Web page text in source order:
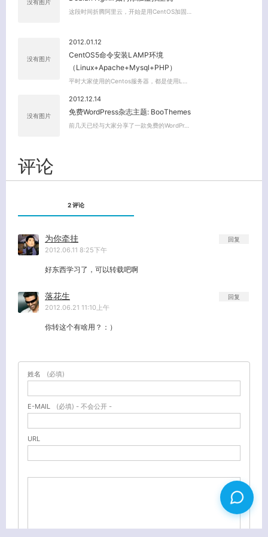
没有图片
这段时间折腾阿里云，开始是用CentOS加固…
没有图片
2012.01.12
CentOS5命令安装LAMP环境
（Linux+Apache+Mysql+PHP）
平时大家使用的Centos服务器，都是使用L…
没有图片
2012.12.14
免费WordPress杂志主题: BooThemes
前几天已经与大家分享了一款免费的WordPr…
评论
2 评论
为你牵挂
2012.06.11 8:25下午
好东西学习了，可以转载吧啊
回复
落花生
2012.06.21 11:10上午
你转这个有啥用？：）
回复
姓名 (必填)
E-MAIL (必填) - 不会公开 -
URL